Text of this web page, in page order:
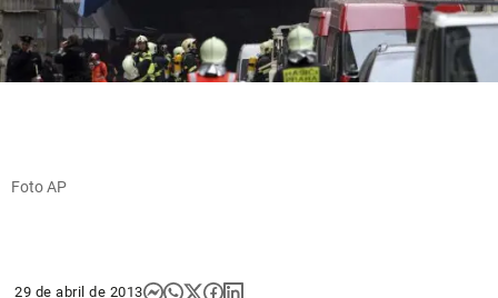
Foto AP
29 de abril de 2013